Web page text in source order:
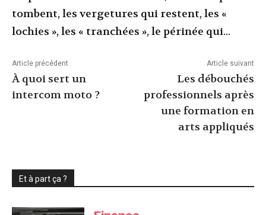
tombent, les vergetures qui restent, les «
lochies », les « tranchées », le périnée qui...
Article précédent
À quoi sert un
intercom moto ?
Article suivant
Les débouchés
professionnels après
une formation en
arts appliqués
Et à part ça ?